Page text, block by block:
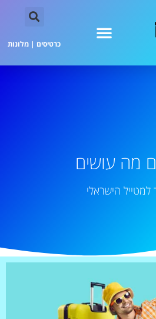
כרטיסים | מלונות
מה עושים
למטייל הישראלי